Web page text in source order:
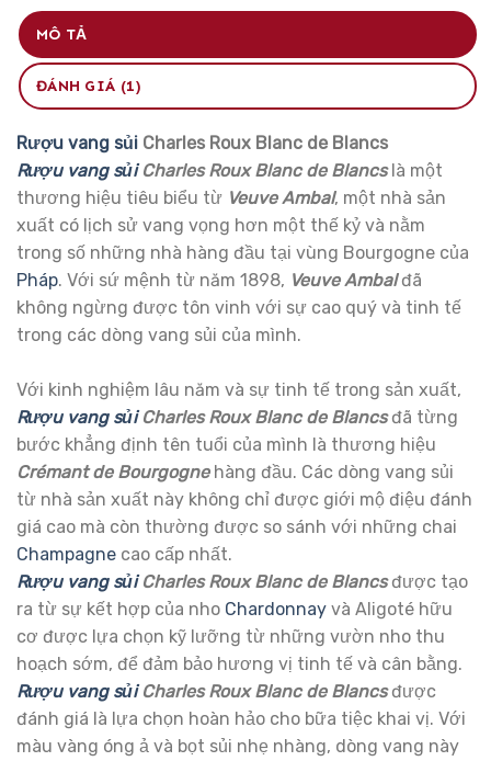
MÔ TẢ
ĐÁNH GIÁ (1)
Rượu vang sủi Charles Roux Blanc de Blancs
Rượu vang sủiCharles Roux Blanc de Blancslà một
thương hiệu tiêu biểu từ Veuve Ambal, một nhà sản
xuất có lịch sử vang vọng hơn một thế kỷ và nằm
trong số những nhà hàng đầu tại vùng Bourgogne của
Pháp. Với sứ mệnh từ năm 1898, Veuve Ambalđã
không ngừng được tôn vinh với sự cao quý và tinh tế
trong các dòng vang sủi của mình.
Với kinh nghiệm lâu năm và sự tinh tế trong sản xuất,
Rượu vang sủiCharles Roux Blanc de Blancsđã từng
bước khẳng định tên tuổi của mình là thương hiệu
Crémant de Bourgognehàng đầu. Các dòng vang sủi
từ nhà sản xuất này không chỉ được giới mộ điệu đánh
giá cao mà còn thường được so sánh với những chai
Champagne cao cấp nhất.
Rượu vang sủiCharles Roux Blanc de Blancsđược tạo
ra từ sự kết hợp của nho Chardonnay và Aligoté hữu
cơ được lựa chọn kỹ lưỡng từ những vườn nho thu
hoạch sớm, để đảm bảo hương vị tinh tế và cân bằng.
Rượu vang sủiCharles Roux Blanc de Blancsđược
đánh giá là lựa chọn hoàn hảo cho bữa tiệc khai vị. Với
màu vàng óng ả và bọt sủi nhẹ nhàng, dòng vang này